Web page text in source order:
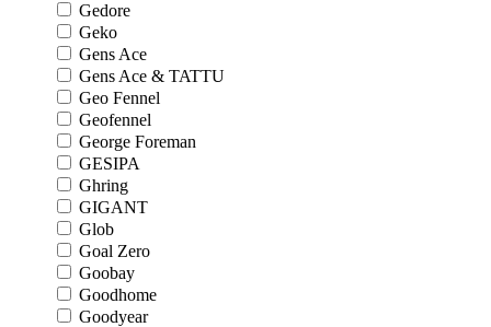
Gedore
Geko
Gens Ace
Gens Ace & TATTU
Geo Fennel
Geofennel
George Foreman
GESIPA
Ghring
GIGANT
Glob
Goal Zero
Goobay
Goodhome
Goodyear